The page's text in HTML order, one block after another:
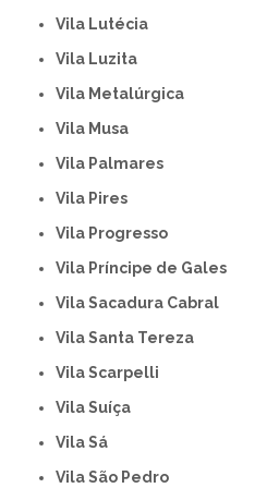
Vila Lutécia
Vila Luzita
Vila Metalúrgica
Vila Musa
Vila Palmares
Vila Pires
Vila Progresso
Vila Príncipe de Gales
Vila Sacadura Cabral
Vila Santa Tereza
Vila Scarpelli
Vila Suíça
Vila Sá
Vila São Pedro